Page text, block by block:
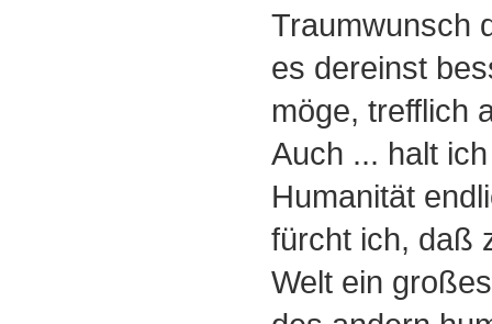
Traumwunsch
es dereinst
möge, trefflich
Auch ... halt
Humanität
fürcht ich, daß
Welt ein